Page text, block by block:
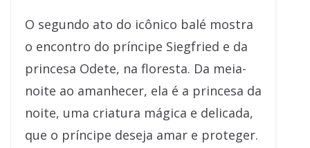
O segundo ato do icônico balé mostra
o encontro do príncipe Siegfried e da
princesa Odete, na floresta. Da meia-
noite ao amanhecer, ela é a princesa da
noite, uma criatura mágica e delicada,
que o príncipe deseja amar e proteger.